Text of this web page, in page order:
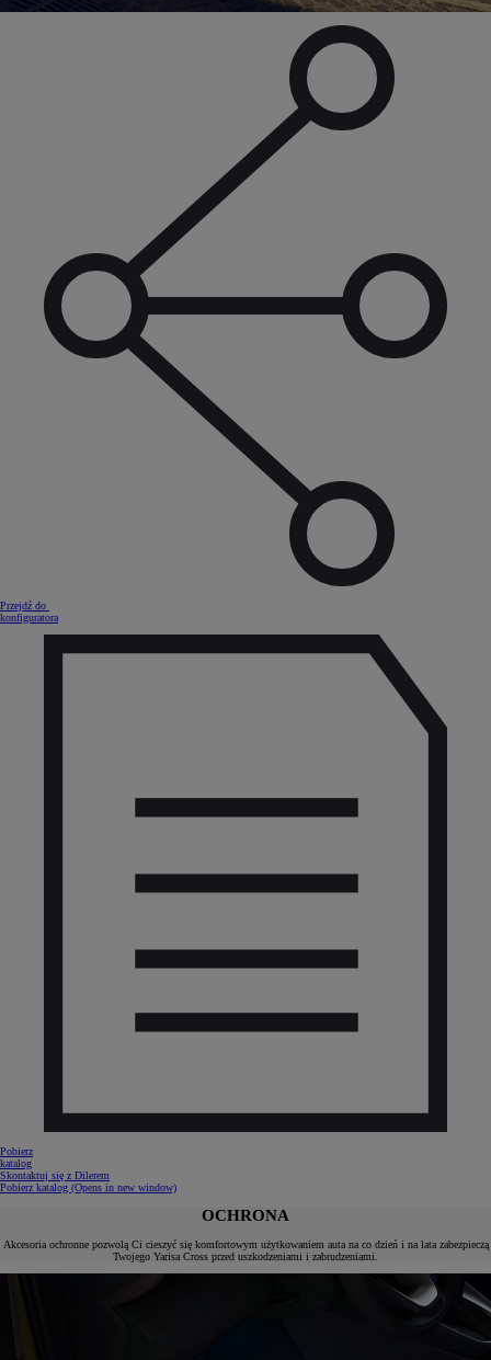
Przejdź do
konfiguratora
Pobierz
katalog
Skontaktuj się z Dilerem
Pobierz katalog (Opens in new window)
OCHRONA
Akcesoria ochronne pozwolą Ci cieszyć się komfortowym użytkowaniem auta na co dzień i na lata zabezpieczą
Twojego Yarisa Cross przed uszkodzeniami i zabrudzeniami.